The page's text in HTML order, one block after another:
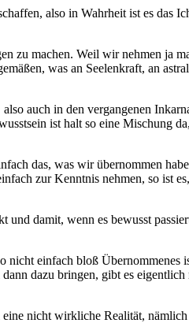
also in Wahrheit ist es das
zu machen. Weil wir nehmen ja
was an Seelenkraft, an
auch in den vergangenen
ist halt so eine Mischung
das, was wir übernommen
zur Kenntnis nehmen, so ist
damit, wenn es bewusst
nicht einfach bloß Übernommenes
dazu bringen, gibt es
nicht wirkliche Realität,